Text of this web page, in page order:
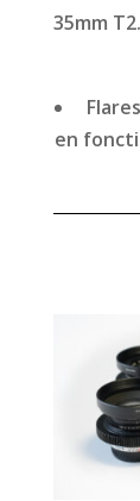
35mm
en